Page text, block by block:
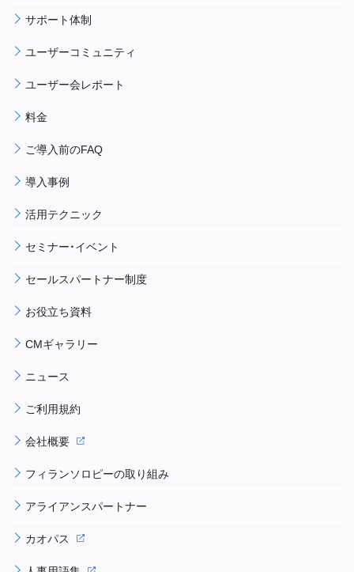
サポート体制
ユーザーコミュニティ
ユーザー会レポート
料金
ご導入前のFAQ
導入事例
活用テクニック
セミナー・イベント
セールスパートナー制度
お役立ち資料
CMギャラリー
ニュース
ご利用規約
会社概要
フィランソロピーの取り組み
アライアンスパートナー
カオパス